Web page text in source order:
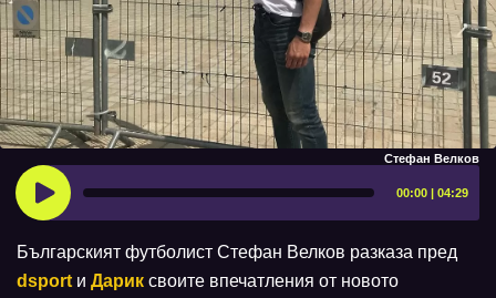
Стефан Велков
00:00 | 04:29
Българският футболист Стефан Велков разказа пред
dsport и Дарик своите впечатления от новото